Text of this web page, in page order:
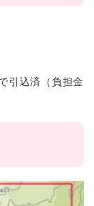
引込済（負担金